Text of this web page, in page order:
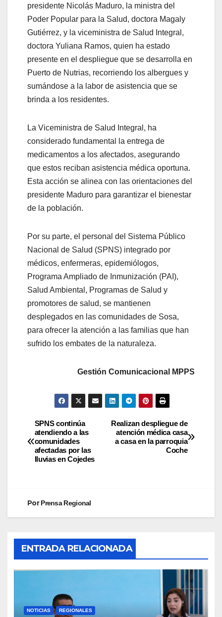
presidente Nicolás Maduro, la ministra del
Poder Popular para la Salud, doctora Magaly
Gutiérrez, y la viceministra de Salud Integral,
doctora Yuliana Ramos, quien ha estado
presente en el despliegue que se desarrolla en
Puerto de Nutrias, recorriendo los albergues y
sumándose a la labor de asistencia que se
brinda a los residentes.
La Viceministra de Salud Integral, ha
considerado fundamental la entrega de
medicamentos a los afectados, asegurando
que estos reciban asistencia médica oportuna.
Esta acción se alinea con las orientaciones del
presidente Maduro para garantizar el bienestar
de la población.
Por su parte, el personal del Sistema Público
Nacional de Salud (SPNS) integrado por
médicos, enfermeras, epidemiólogos,
Programa Ampliado de Inmunización (PAI),
Salud Ambiental, Programas de Salud y
promotores de salud, se mantienen
desplegados en las comunidades de Sosa,
para ofrecer la atención a las familias que han
sufrido los embates de la naturaleza.
Gestión Comunicacional MPPS
Realizan despliegue de
atención médica casa
a casa en la parroquia
Coche
SPNS continúa
atendiendo a las
comunidades
afectadas por las
lluvias en Cojedes
PorPrensa Regional
ENTRADA RELACIONADA
NOTICIAS REGIONALES